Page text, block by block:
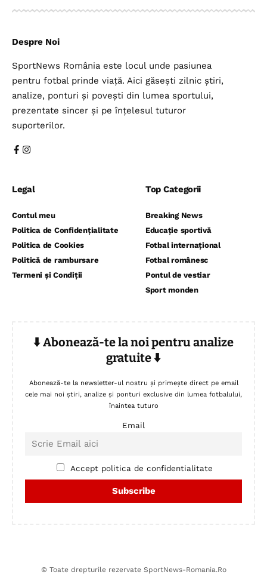
Despre Noi
SportNews România este locul unde pasiunea
pentru fotbal prinde viață. Aici găsești zilnic știri,
analize, ponturi și povești din lumea sportului,
prezentate sincer și pe înțelesul tuturor
suporterilor.
Legal
Contul meu
Politica de Confidențialitate
Politica de Cookies
Politică de rambursare
Termeni și Condiții
Top Categorii
Breaking News
Educație sportivă
Fotbal internațional
Fotbal românesc
Pontul de vestiar
Sport monden
⬇️ Abonează-te la noi pentru analize
gratuite ⬇️
Abonează-te la newsletter-ul nostru și primește direct pe email
cele mai noi știri, analize și ponturi exclusive din lumea fotbalului,
înaintea tuturo
Email
Accept politica de confidentialitate
© Toate drepturile rezervate SportNews-Romania.Ro